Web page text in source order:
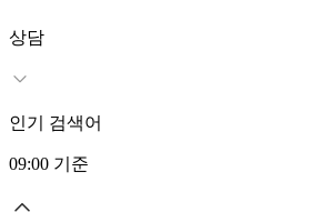
상담
인기 검색어
09:00 기준